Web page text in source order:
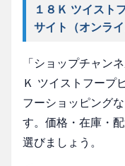
１８Ｋ ツイスト
サイト（オンライ
「ショップチャン
Ｋ ツイストフープ
フーショッピング
す。価格・在庫・
選びましょう。